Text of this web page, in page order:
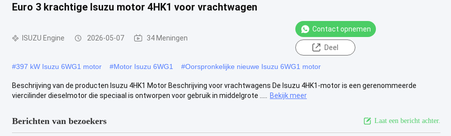
Euro 3 krachtige Isuzu motor 4HK1 voor vrachtwagen
ISUZU Engine 2026-05-07 34 Meningen
Contact opnemen
Deel
#397 kW Isuzu 6WG1 motor #Motor Isuzu 6WG1 #Oorspronkelijke nieuwe Isuzu 6WG1 motor
Beschrijving van de producten Isuzu 4HK1 Motor Beschrijving voor vrachtwagens De Isuzu 4HK1-motor is een gerenommeerde
viercilinder dieselmotor die speciaal is ontworpen voor gebruik in middelgrote .....
Bekijk meer
Berichten van bezoekers Laat een bericht achter.